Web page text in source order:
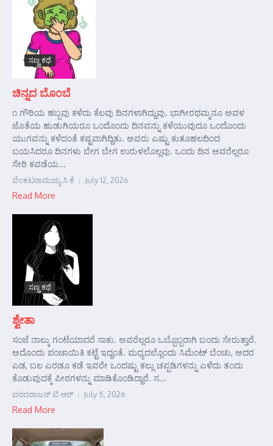
ಸಣ್ಣ ಕಥೆ
ಚಿನ್ನದ ಬೊಂಬೆ
೧ ಗೌರಿಯ ಹಬ್ಬವು ಕಳೆದು ಕೆಲವು ದಿನಗಳಾಗಿದ್ದುವು. ಭಾಗೀರಥಮ್ಮನೂ ಅವಳ
ಜೊತೆಯ ಹುಡುಗಿಯರೂ ಒಂದೊಂದು ದಿನವನ್ನು ಕಳೆಯುವುದೂ ಒಂದೊಂದು
ಯುಗವನ್ನು ಕಳೆದಂತೆ ಕಷ್ಟವಾಗಿದ್ದಿತು. ಅವರು ಎಷ್ಟು ಕುತೂಹಲದಿಂದ
ಬಯಸಿದರೂ ದಿನಗಳು ಬೇಗ ಬೇಗ ಉರುಳಲೊಲ್ಲವು. ಒಂದು ದಿನ ಅವರೆಲ್ಲರೂ
ಸೇರಿ ಕವಡೆಯ...
ವೆಂಕಟರಾಮಯ್ಯ ಸಿ ಕೆ July 12, 2026
Read More
ಸಣ್ಣ ಕಥೆ
ಶ್ವೇತಾ
ಸಂಜೆ ನಾಲ್ಕು ಗಂಟೆಯಾದರೆ ಸಾಕು. ಅವರೆಲ್ಲರೂ ಒಬ್ಬೊಬ್ಬರಾಗಿ ಬಂದು ಸೇರುತ್ತಾರೆ.
ಅದೊಂದು ಪಂಚಾಯಿತಿ ಕಟ್ಟೆ ಇದ್ದಂತೆ. ಮಧ್ಯದಲ್ಲೊಂದು ಸಿಮೆಂಟ್ ಬೆಂಚು, ಅದರ
ಎಡ, ಬಲ ಎರಡೂ ಕಡೆ ಇವರೇ ಒಂದಷ್ಟು ಕಲ್ಲು ಚಪ್ಪಡಿಗಳನ್ನು ಎಳೆದು ತಂದು
ಕೊಡುವುದಕ್ಕೆ ಪೀಠಗಳನ್ನು ಮಾಡಿಕೊಂಡಿದ್ದಾರೆ. ಸ...
ವರದರಾಜನ್ ಟಿ ಆರ್ July 5, 2026
Read More